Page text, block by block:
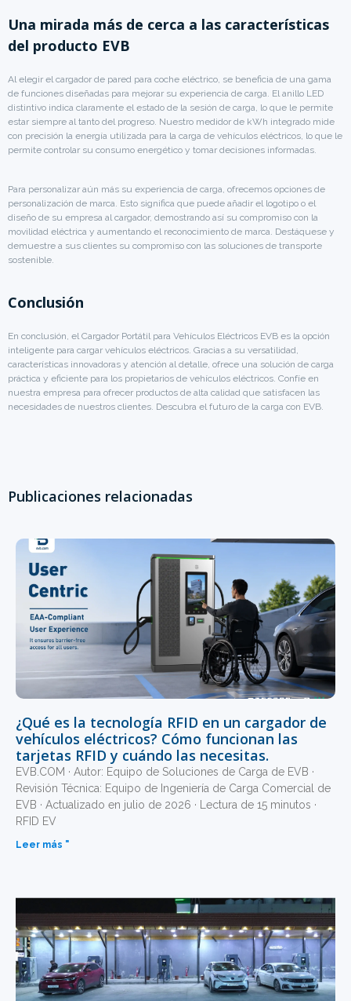
Una mirada más de cerca a las características
del producto EVB
Al elegir el cargador de pared para coche eléctrico, se beneficia de una gama
de funciones diseñadas para mejorar su experiencia de carga. El anillo LED
distintivo indica claramente el estado de la sesión de carga, lo que le permite
estar siempre al tanto del progreso. Nuestro medidor de kWh integrado mide
con precisión la energía utilizada para la carga de vehículos eléctricos, lo que le
permite controlar su consumo energético y tomar decisiones informadas.
Para personalizar aún más su experiencia de carga, ofrecemos opciones de
personalización de marca. Esto significa que puede añadir el logotipo o el
diseño de su empresa al cargador, demostrando así su compromiso con la
movilidad eléctrica y aumentando el reconocimiento de marca. Destáquese y
demuestre a sus clientes su compromiso con las soluciones de transporte
sostenible.
Conclusión
En conclusión, el Cargador Portátil para Vehículos Eléctricos EVB es la opción
inteligente para cargar vehículos eléctricos. Gracias a su versatilidad,
características innovadoras y atención al detalle, ofrece una solución de carga
práctica y eficiente para los propietarios de vehículos eléctricos. Confíe en
nuestra empresa para ofrecer productos de alta calidad que satisfacen las
necesidades de nuestros clientes. Descubra el futuro de la carga con EVB.
Publicaciones relacionadas
¿Qué es la tecnología RFID en un cargador de
vehículos eléctricos? Cómo funcionan las
tarjetas RFID y cuándo las necesitas.
EVB.COM · Autor: Equipo de Soluciones de Carga de EVB ·
Revisión Técnica: Equipo de Ingeniería de Carga Comercial de
EVB · Actualizado en julio de 2026 · Lectura de 15 minutos ·
RFID EV
Leer más "